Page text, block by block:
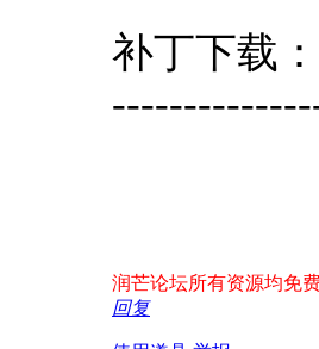
补丁下
润芒论坛所有资源均免
回复